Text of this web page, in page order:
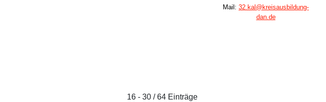
16 - 30 / 64 Einträge
Mail: 32.kal@kreisausbildung-
dan.de